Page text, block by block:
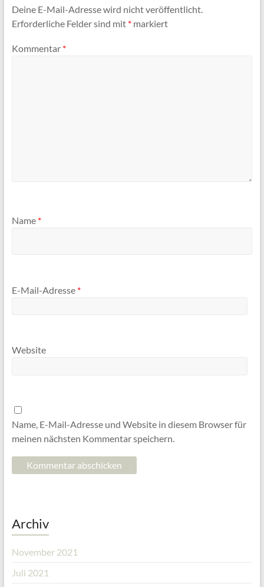
Deine E-Mail-Adresse wird nicht veröffentlicht.
Erforderliche Felder sind mit *markiert
Kommentar *
Name *
E-Mail-Adresse *
Website
Name, E-Mail-Adresse und Website in diesem Browser für
meinen nächsten Kommentar speichern.
Archiv
November 2021
Juli 2021